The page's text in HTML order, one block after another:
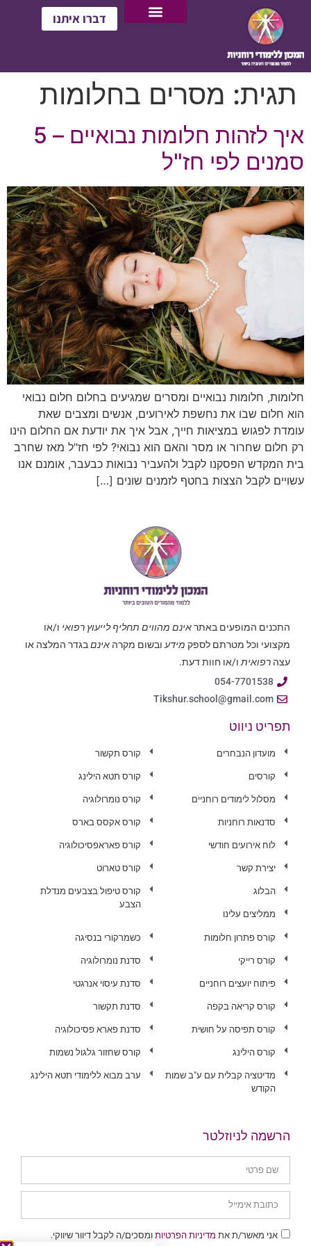
דברו איתנו
תגית: מסרים בחלומות
איך לזהות חלומות נבואיים – 5
סמנים לפי חז"ל
חלומות, חלומות נבואיים ומסרים שמגיעים בחלום חלום נבואי
הוא חלום שבו את נחשפת לאירועים, אנשים ומצבים שאת
עומדת לפגוש במציאות חייך, אבל איך את יודעת אם החלום הינו
רק חלום שחרור או מסר והאם הוא נבואי? לפי חז"ל מאז שחרב
בית המקדש הפסקנו לקבל ולהעביר נבואות כבעבר, אומנם אנו
עשויים לקבל הצצות בחטף לזמנים שונים […]
התכנים המופעים באתראינם מהווים תחליף לייעוץ רפואי ו/או
מקצועי וכל מטרתם לספק מידע ובשום מקרה אינםבגדר המלצה או
עצה רפואית ו/או חוות דעת.
054-7701538
Tikshur.school@gmail.com
תפריט ניווט
מועדון הנבחרים
קורסים
מסלול לימודים רוחניים
סדנאות רוחניות
לוח אירועים חודשי
יצירת קשר
הבלוג
ממליצים עלינו
קורס תקשור
קורס תטא הילינג
קורס נומרולוגיה
קורס אקסס בארס
קורס פאראפסיכולוגיה
קורס טארוט
קורס טיפול בצבעים מנדלת
הצבע
קורס פתרון חלומות
קורס רייקי
פיתוח יועצים רוחניים
קורס קריאה בקפה
קורס תפיסה על חושית
קורס הילינג
מדיטציה קבלית עם ע"ב שמות
הקודש
כשמרקורי בנסיגה
סדנת נומרולוגיה
סדנת עיסוי אנרגטי
סדנת תקשור
סדנת פארא פסיכולוגיה
קורס שחזור גלגול נשמות
ערב מבוא ללימודי תטא הילינג
הרשמה לניוזלטר
אני מאשר/ת את מדיניות הפרטיות ומסכים/ה לקבל דיוור שיווקי.